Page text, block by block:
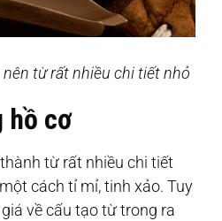
từ rất nhiều chi tiết nhỏ
hồ cơ
từ rất nhiều chi tiết
cách tỉ mỉ, tinh xảo. Tuy
về cấu tạo từ trong ra